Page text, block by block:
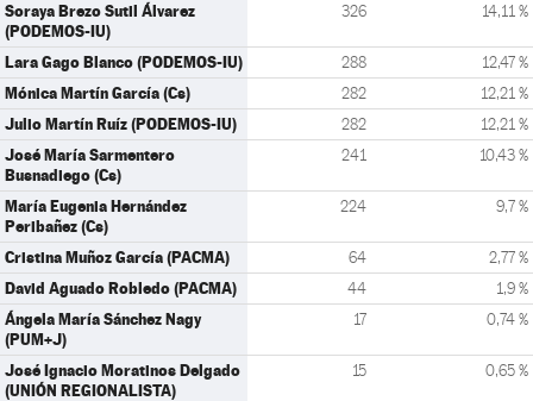
Soraya Brezo Sutil Álvarez
(PODEMOS-IU)
326 14,11 %
Lara Gago Blanco (PODEMOS-IU) 288 12,47 %
Mónica Martín García (Cs) 282 12,21 %
Julio Martín Ruíz (PODEMOS-IU) 282 12,21 %
José María Sarmentero
Busnadiego (Cs)
241 10,43 %
María Eugenia Hernández
Peribañez (Cs)
224 9,7 %
Cristina Muñoz García (PACMA) 64 2,77 %
David Aguado Robledo (PACMA) 44 1,9 %
Ángela María Sánchez Nagy
(PUM+J)
17 0,74 %
José Ignacio Moratinos Delgado
(UNIÓN REGIONALISTA)
15 0,65 %